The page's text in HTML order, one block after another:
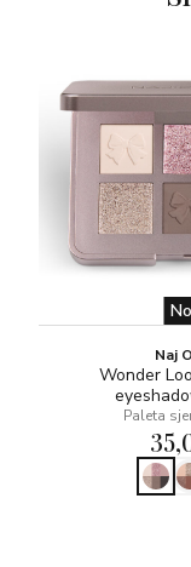
Naj
Wonder
Paleta